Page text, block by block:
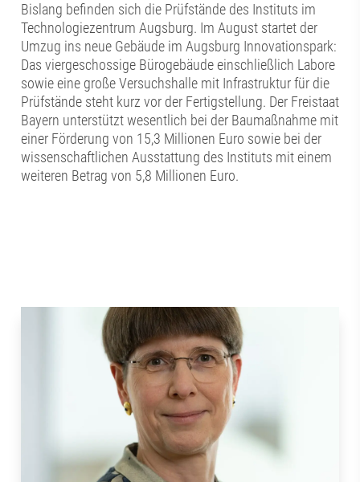
Bislang befinden sich die Prüfstände des Instituts im
Technologiezentrum Augsburg. Im August startet der
Umzug ins neue Gebäude im Augsburg Innovationspark:
Das viergeschossige Bürogebäude einschließlich Labore
sowie eine große Versuchshalle mit Infrastruktur für die
Prüfstände steht kurz vor der Fertigstellung. Der Freistaat
Bayern unterstützt wesentlich bei der Baumaßnahme mit
einer Förderung von 15,3 Millionen Euro sowie bei der
wissenschaftlichen Ausstattung des Instituts mit einem
weiteren Betrag von 5,8 Millionen Euro.